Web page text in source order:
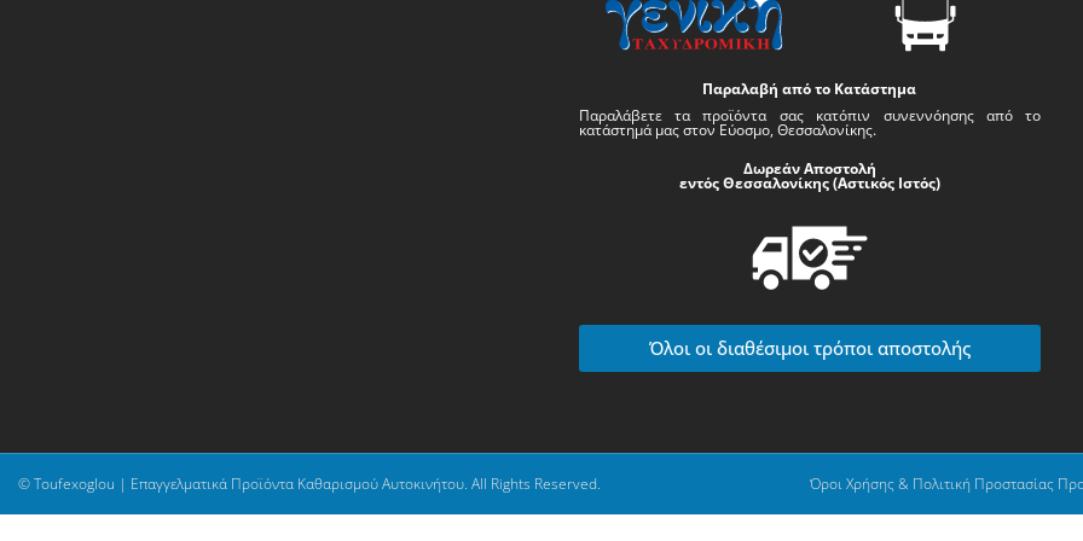
Παραλαβή από το Κατάστημα
Παραλάβετε τα προϊόντα σας κατόπιν συνεννόησης από το
κατάστημά μας στον Εύοσμο, Θεσσαλονίκης.
Δωρεάν Αποστολή
εντός Θεσσαλονίκης (Αστικός Ιστός)
Όλοι οι διαθέσιμοι τρόποι αποστολής
© Toufexoglou | Επαγγελματικά Προϊόντα Καθαρισμού Αυτοκινήτου. All Rights Reserved. Όροι Χρήσης & Πολιτική Προστασίας